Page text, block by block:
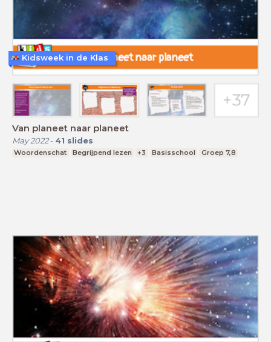
Van planeet naar planeet
May 2022- 41 slides
Woordenschat Begrijpend lezen +3 Basisschool Groep 7,8
Kidsweek in de Klas